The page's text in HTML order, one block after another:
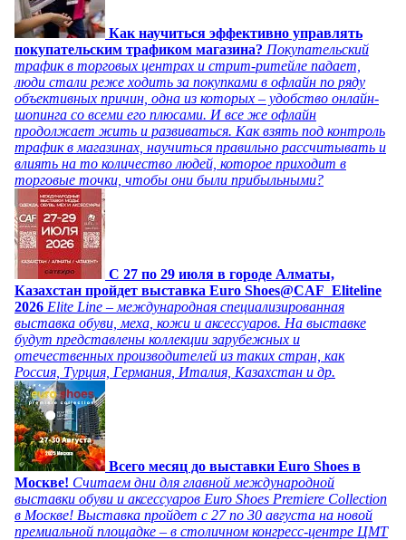
Как научиться эффективно управлять
покупательским трафиком магазина? Покупательский
трафик в торговых центрах и стрит-ритейле падает,
люди стали реже ходить за покупками в офлайн по ряду
объективных причин, одна из которых – удобство онлайн-
шопинга со всеми его плюсами. И все же офлайн
продолжает жить и развиваться. Как взять под контроль
трафик в магазинах, научиться правильно рассчитывать и
влиять на то количество людей, которое приходит в
торговые точки, чтобы они были прибыльными?
C 27 по 29 июля в городе Алматы,
Казахстан пройдет выставка Euro Shoes@CAF_Eliteline
2026 Elite Line – международная специализированная
выставка обуви, меха, кожи и аксессуаров. На выставке
будут представлены коллекции зарубежных и
отечественных производителей из таких стран, как
Россия, Турция, Германия, Италия, Казахстан и др.
Всего месяц до выставки Euro Shoes в
Москве! Считаем дни для главной международной
выставки обуви и аксессуаров Euro Shoes Premiere Collection
в Москве! Выставка пройдет с 27 по 30 августа на новой
премиальной площадке – в столичном конгресс-центре ЦМТ